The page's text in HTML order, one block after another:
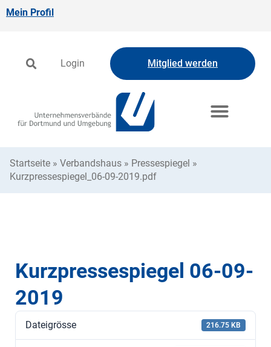
Mein Profil
Login Mitglied werden
Startseite » Verbandshaus » Pressespiegel »
Kurzpressespiegel_06-09-2019.pdf
Kurzpressespiegel 06-09-
2019
Dateigrösse 216.75 KB